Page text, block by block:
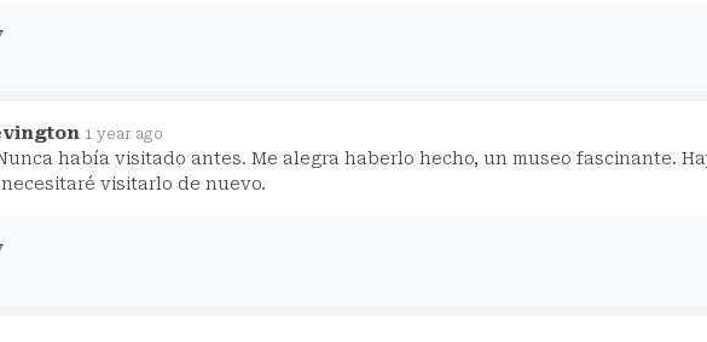
1 year ago
había visitado antes. Me alegra haberlo hecho, un museo fascinante.
visitarlo de nuevo.